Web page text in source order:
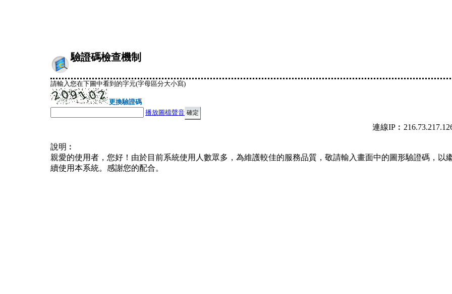
驗證碼檢查機制
請輸入您在下圖中看到的字元(字母區分大小寫)
更換驗證碼
播放圖檔聲音
連線
說明︰
親愛的使用者，您好！由於目前系統使用人數眾多，為維護較佳的服務品質，敬請輸入畫面中的圖形驗證碼，以
續使用本系統。感謝您的配合。